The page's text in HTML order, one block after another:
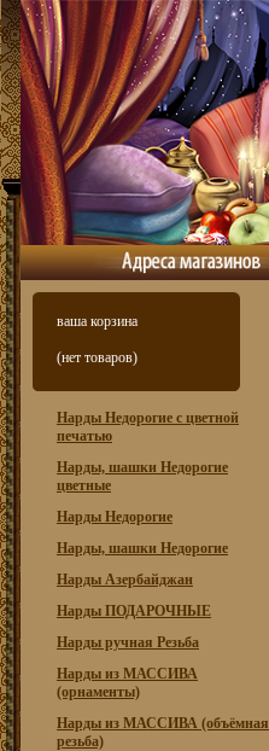
ваша корзина
(нет товаров)
Нарды Недорогие с цветной
печатью
Нарды, шашки Недорогие
цветные
Нарды Недорогие
Нарды, шашки Недорогие
Нарды Азербайджан
Нарды ПОДАРОЧНЫЕ
Нарды ручная Резьба
Нарды из МАССИВА
(орнаменты)
Нарды из МАССИВА (объёмная
резьба)